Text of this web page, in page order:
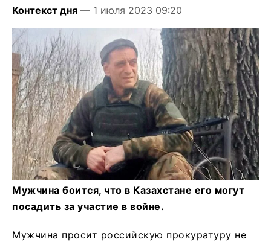
Контекст дня — 1 июля 2023 09:20
Мужчина боится, что в Казахстане его могут
посадить за участие в войне.
Мужчина просит российскую прокуратуру не